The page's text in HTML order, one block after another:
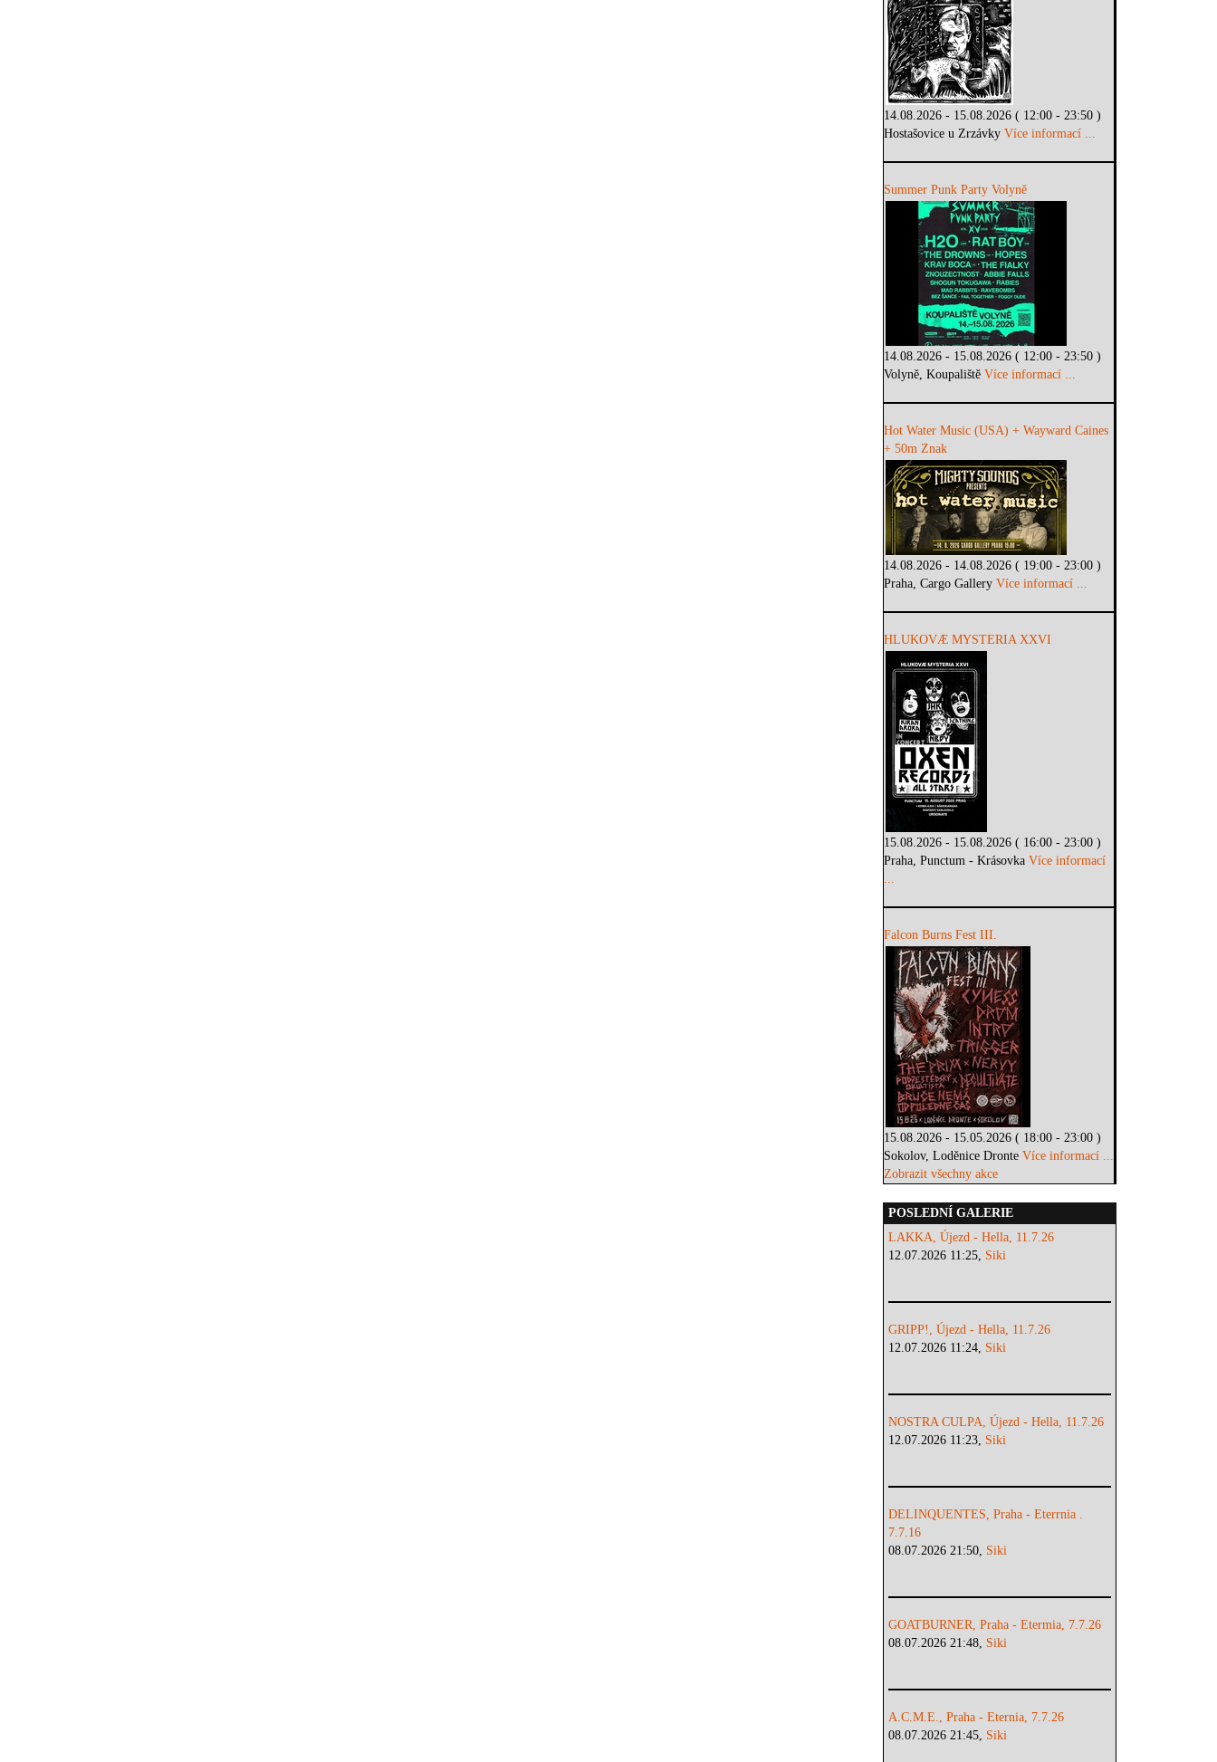
14.08.2026 - 15.08.2026 ( 12:00 - 23:50 )
Hostašovice u ZrzávkyVíce informací ...
Summer Punk Party Volyně
14.08.2026 - 15.08.2026 ( 12:00 - 23:50 )
Volyně, KoupalištěVíce informací ...
Hot Water Music (USA) + Wayward Caines
+ 50m Znak
14.08.2026 - 14.08.2026 ( 19:00 - 23:00 )
Praha, Cargo GalleryVíce informací ...
HLUKOVÆ MYSTERIA XXVI
15.08.2026 - 15.08.2026 ( 16:00 - 23:00 )
Praha, Punctum - KrásovkaVíce informací
...
Falcon Burns Fest III.
15.08.2026 - 15.05.2026 ( 18:00 - 23:00 )
Sokolov, Loděnice DronteVíce informací ...
Zobrazit všechny akce
POSLEDNÍ GALERIE
LAKKA, Újezd - Hella, 11.7.26
12.07.2026 11:25, Siki
GRIPP!, Újezd - Hella, 11.7.26
12.07.2026 11:24, Siki
NOSTRA CULPA, Újezd - Hella, 11.7.26
12.07.2026 11:23, Siki
DELINQUENTES, Praha - Eterrnia .
7.7.16
08.07.2026 21:50, Siki
GOATBURNER, Praha - Etermia, 7.7.26
08.07.2026 21:48, Siki
A.C.M.E., Praha - Eternia, 7.7.26
08.07.2026 21:45, Siki